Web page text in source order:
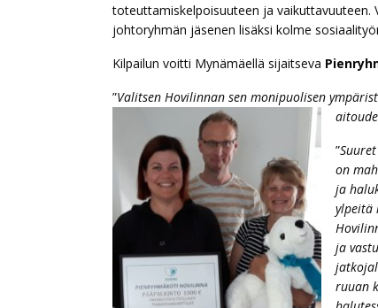
toteuttamiskelpoisuuteen ja vaikuttavuuteen.
johtoryhmän jäsenen lisäksi kolme
Kilpailun voitti Mynämäellä sijaitseva
”Valitsen Hovilinnan sen monipuolisen
”
on
ja
ylpeitä
ja
ruuan